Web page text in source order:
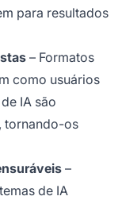
para resultados
– Formatos
como usuários
IA são
tornando-os
–
de IA